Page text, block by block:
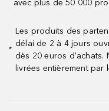
avec plus de 50 000
*
Les produits des
délai de 2 à 4 jours
dès 20 euros d'achats.
livrées entièrement